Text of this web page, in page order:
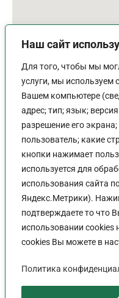
Наш сайт
Для того, чтобы мы
услуги, мы используем
Вашем компьютере
адрес; тип; язык;
разрешение его
пользователь; какие
кнопки нажимает
используется для
использования сайта
Яндекс.Метрики).
подтверждаете то что
использовании
cookies Вы можете в
Политика